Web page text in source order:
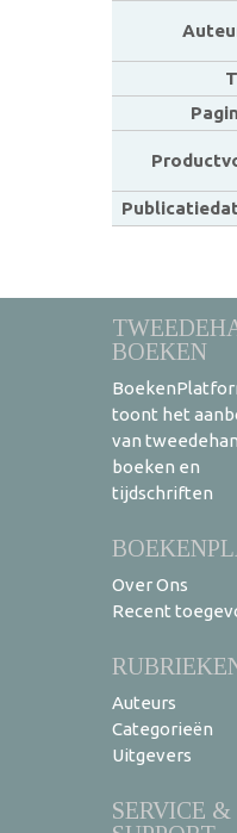
BOEKEN
toont het
van
boeken en
tijdschriften
Over Ons
Recent
Auteurs
Categorieën
Uitgevers
SERVICE &